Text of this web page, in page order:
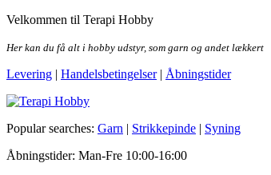
Skip
the
Velkommen til Terapi Hobby
Her kan du få alt i hobby udstyr, som garn og andet lækkert
Levering | Handelsbetingelser| Åbningstider
Terapi Hobby
Popular searches: Garn | Strikkepinde | Syning
Åbningstider: Man-Fre 10:00-16:00